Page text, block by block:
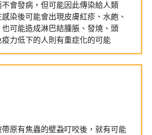
不會發病，但可能因此傳染給人類
感染後可能會出現皮膚紅疹、水皰、
可能造成淋巴結腫脹、發燒、頭
疫力低下的人則有重症化的可能
帶原有焦蟲的壁蝨叮咬後，就有可能